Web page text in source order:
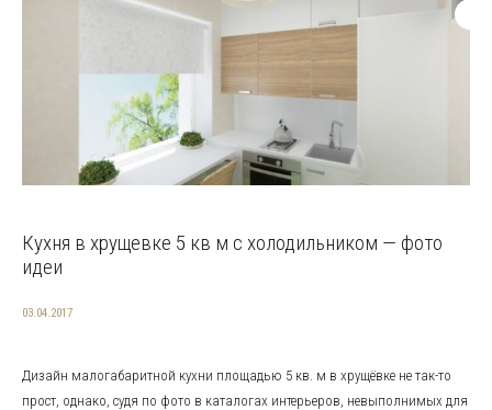
Кухня в хрущевке 5 кв м с холодильником — фото
идеи
03.04.2017
Дизайн малогабаритной кухни площадью 5 кв. м в хрущёвке не так-то
прост, однако, судя по фото в каталогах интерьеров, невыполнимых для